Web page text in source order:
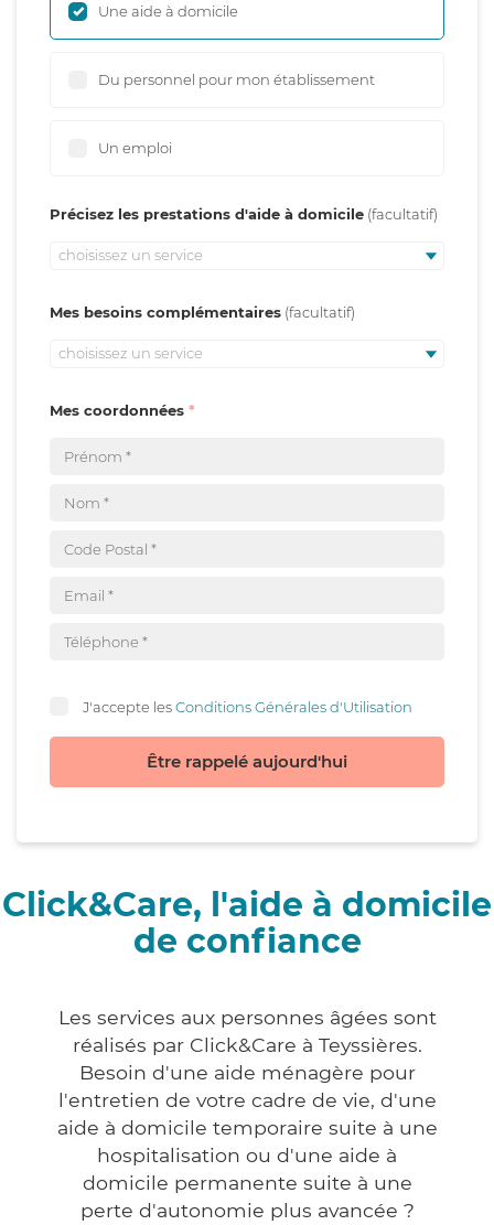
Une aide à domicile
Du personnel pour mon établissement
Un emploi
Précisez les prestations d'aide à domicile
choisissez un service
Mes besoins complémentaires
choisissez un service
Mes coordonnées
J'accepte lesConditions Générales d'Utilisation
Être rappelé aujourd'hui
Click&Care, l'aide à domicile
de confiance
Les services aux personnes âgées sont
réalisés par Click&Care à Teyssières.
Besoin d'une aide ménagère pour
l'entretien de votre cadre de vie, d'une
aide à domicile temporaire suite à une
hospitalisation ou d'une aide à
domicile permanente suite à une
perte d'autonomie plus avancée ?